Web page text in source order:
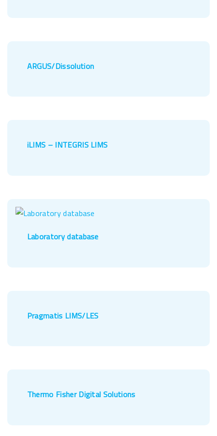
ARGUS/Dissolution
iLIMS – INTEGRIS LIMS
Laboratory database
Pragmatis LIMS/LES
Thermo Fisher Digital Solutions